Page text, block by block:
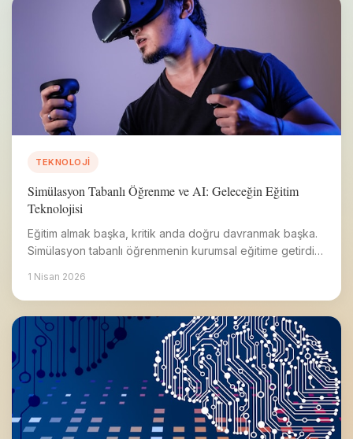
TEKNOLOJI
Simülasyon Tabanlı Öğrenme ve AI: Geleceğin Eğitim
Teknolojisi
Eğitim almak başka, kritik anda doğru davranmak başka.
Simülasyon tabanlı öğrenmenin kurumsal eğitime getirdiği
1 Nisan 2026